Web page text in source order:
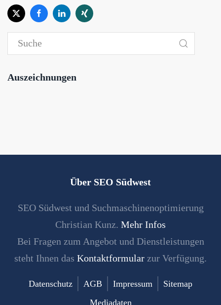
Auszeichnungen
Über SEO Südwest
SEO Südwest und Suchmaschinenoptimierung
Christian Kunz. Mehr Infos
Bei Fragen zum Angebot und Dienstleistungen
steht Ihnen das Kontaktformular zur Verfügung.
Datenschutz AGB Impressum
Sitemap
Mediadaten